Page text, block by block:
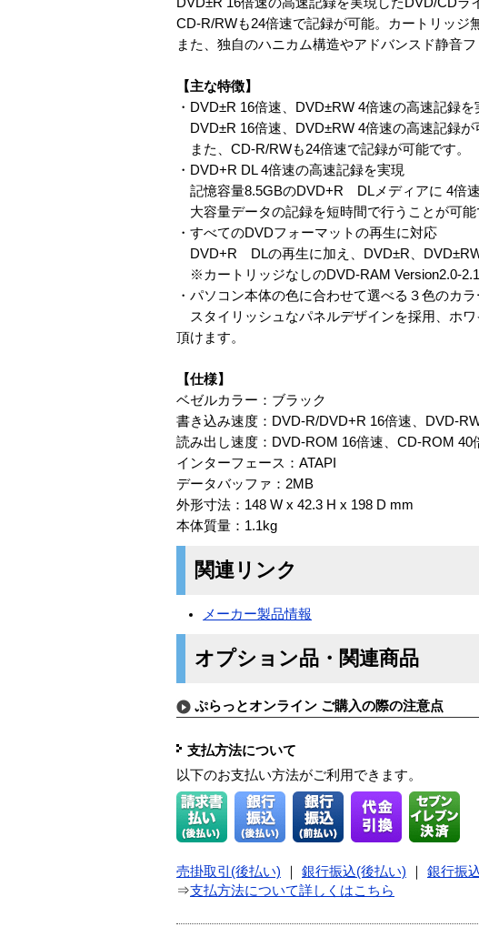
CD-R/RWも24倍速で記録が可能。カートリッジ
また、独自のハニカム構造やアドバンスド静音
【主な特徴】
・DVD±R 16倍速、DVD±RW 4倍速の高速記録を
DVD±R 16倍速、DVD±RW 4倍速の高速記録が
また、CD-R/RWも24倍速で記録が可能です。
・DVD+R DL 4倍速の高速記録を実現
記憶容量8.5GBのDVD+R DLメディアに 4倍速
大容量データの記録を短時間で行うことが可能
・すべてのDVDフォーマットの再生に対応
DVD+R DLの再生に加え、DVD±R、
※カートリッジなしのDVD-RAM Version2.0-2.1
・パソコン本体の色に合わせて選べる３色のカ
スタイリッシュなパネルデザインを採用、ホ
頂けます。
【仕様】
ベゼルカラー：ブラック
書き込み速度：DVD-R/DVD+R 16倍速、DVD-
読み出し速度：DVD-ROM 16倍速、CD-ROM 40
インターフェース：ATAPI
データバッファ：2MB
外形寸法：148 W x 42.3 H x 198 D mm
本体質量：1.1kg
関連リンク
メーカー製品情報
オプション品・関連商品
ぷらっとオンライン ご購入の際の注意点
支払方法について
以下のお支払い方法がご利用できます。
売掛取引(後払い) 銀行振込(後払い) 銀行振
⇒支払方法について詳しくはこちら